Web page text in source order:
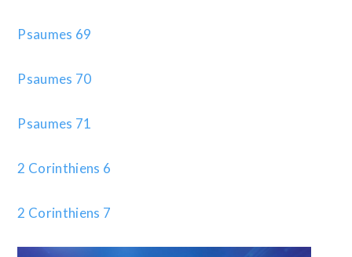
Psaumes 69
Psaumes 70
Psaumes 71
2 Corinthiens 6
2 Corinthiens 7